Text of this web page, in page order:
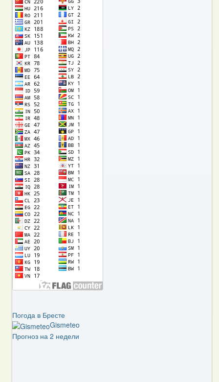
Погода в Бресте
Gismeteo
Прогноз на 2 недели